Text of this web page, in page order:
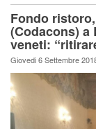
Fondo
(Codacons) a
veneti:
Giovedi 6 Settembre